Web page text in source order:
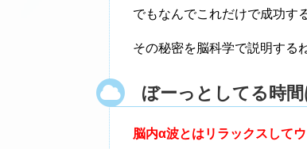
でもなんでこれだけで成功す
その秘密を脳科学で説明するね
ぼーっとしてる時
脳内α波とはリラックスして